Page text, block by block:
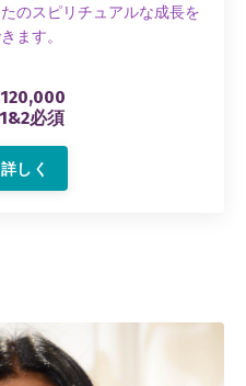
のスピリチュアルな成長を
ます。
必須
しく